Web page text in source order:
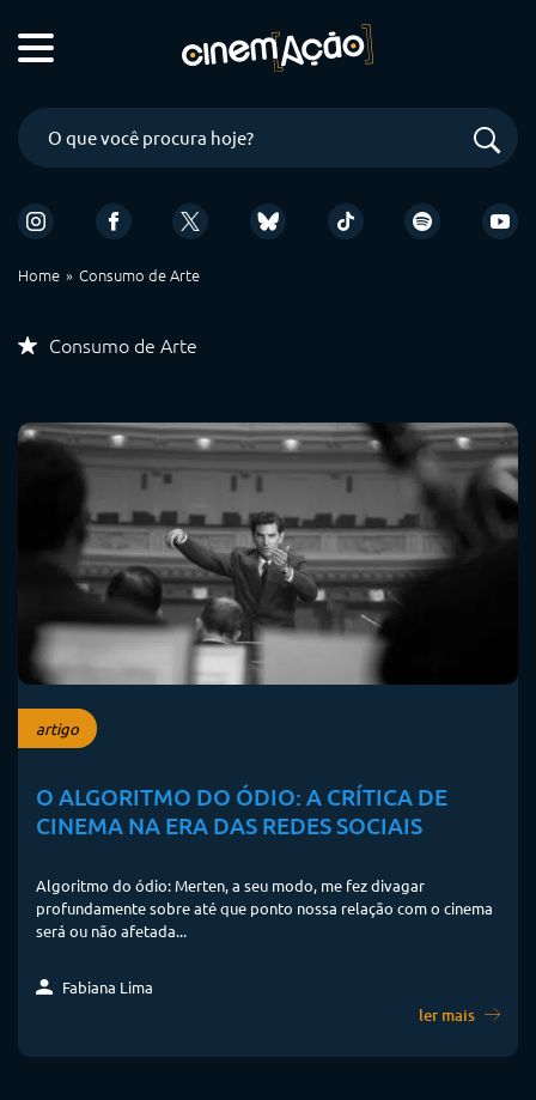
Home Consumo de Arte
Consumo de Arte
artigo
O ALGORITMO DO ÓDIO: A CRÍTICA DE
CINEMA NA ERA DAS REDES SOCIAIS
Algoritmo do ódio: Merten, a seu modo, me fez divagar
profundamente sobre até que ponto nossa relação com o cinema
será ou não afetada...
Fabiana Lima
ler mais